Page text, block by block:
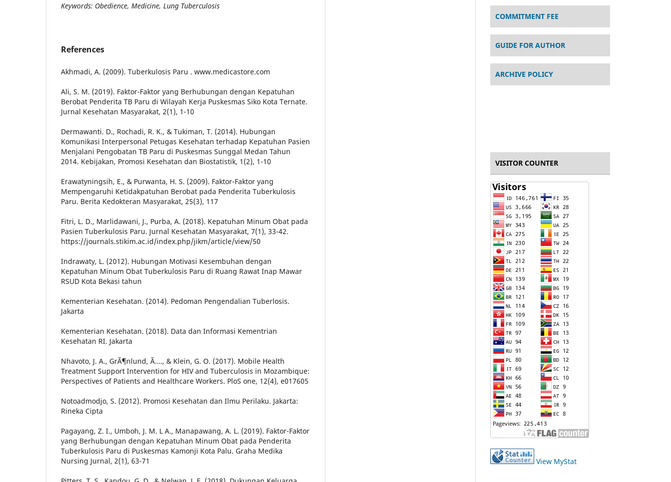
Keywords: Obedience, Medicine, Lung Tuberculosis
References
Akhmadi, A. (2009). Tuberkulosis Paru . www.medicastore.com
Ali, S. M. (2019). Faktor-Faktor yang Berhubungan dengan Kepatuhan
Berobat Penderita TB Paru di Wilayah Kerja Puskesmas Siko Kota Ternate.
Jurnal Kesehatan Masyarakat, 2(1), 1-10
Dermawanti. D., Rochadi, R. K., & Tukiman, T. (2014). Hubungan
Komunikasi Interpersonal Petugas Kesehatan terhadap Kepatuhan Pasien
Menjalani Pengobatan TB Paru di Puskesmas Sunggal Medan Tahun
2014. Kebijakan, Promosi Kesehatan dan Biostatistik, 1(2), 1-10
Erawatyningsih, E., & Purwanta, H. S. (2009). Faktor-Faktor yang
Mempengaruhi Ketidakpatuhan Berobat pada Penderita Tuberkulosis
Paru. Berita Kedokteran Masyarakat, 25(3), 117
Fitri, L. D., Marlidawani, J., Purba, A. (2018). Kepatuhan Minum Obat pada
Pasien Tuberkulosis Paru. Jurnal Kesehatan Masyarakat, 7(1), 33-42.
https://journals.stikim.ac.id/index.php/jikm/article/view/50
Indrawaty, L. (2012). Hubungan Motivasi Kesembuhan dengan
Kepatuhan Minum Obat Tuberkulosis Paru di Ruang Rawat Inap Mawar
RSUD Kota Bekasi tahun
Kementerian Kesehatan. (2014). Pedoman Pengendalian Tuberlosis.
Jakarta
Kementerian Kesehatan. (2018). Data dan Informasi Kementrian
Kesehatan RI. Jakarta
Nhavoto, J. A., GrÃ¶nlund, Ã…., & Klein, G. O. (2017). Mobile Health
Treatment Support Intervention for HIV and Tuberculosis in Mozambique:
Perspectives of Patients and Healthcare Workers. PloS one, 12(4), e017605
Notoadmodjo, S. (2012). Promosi Kesehatan dan Ilmu Perilaku. Jakarta:
Rineka Cipta
Pagayang, Z. I., Umboh, J. M. L A., Manapawang, A. L. (2019). Faktor-Faktor
yang Berhubungan dengan Kepatuhan Minum Obat pada Penderita
Tuberkulosis Paru di Puskesmas Kamonji Kota Palu. Graha Medika
Nursing Jurnal, 2(1), 63-71
COMMITMENT FEE
GUIDE FOR AUTHOR
ARCHIVE POLICY
VISITOR COUNTER
View MyStat